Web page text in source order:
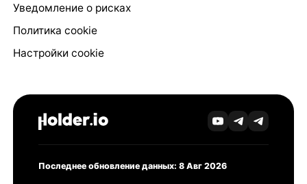
Уведомление о рисках
Политика cookie
Настройки cookie
Последнее обновление данных: 8 Авг 2026